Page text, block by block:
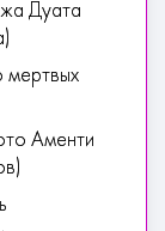
Дуата
Аменти